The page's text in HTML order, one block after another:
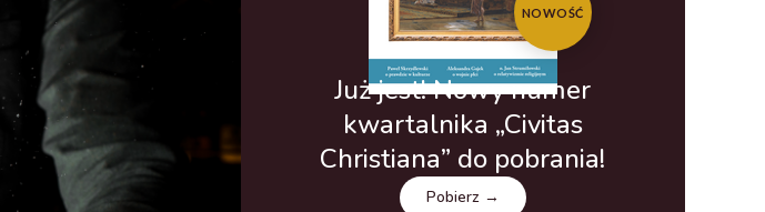
NOWOŚĆ
Już jest! Nowy numer
kwartalnika „Civitas
Christiana” do pobrania!
Pobierz →